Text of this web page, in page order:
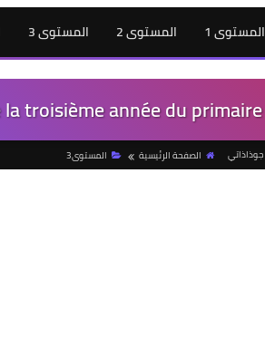
المستوى 1 المستوى 2 المستوى 3
troisième année du primaire
جوذاذاتي الصفحة الرئيسية المستوى3